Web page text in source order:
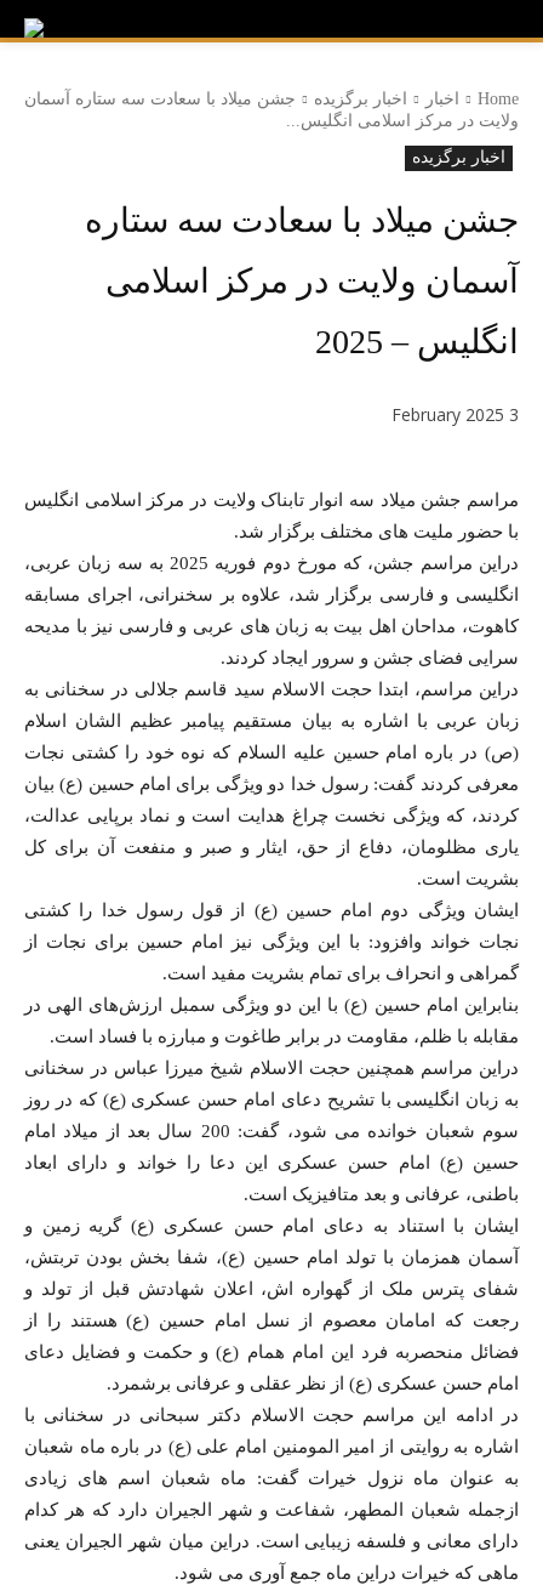
Home اخبار اخبار برگزیده
جشن میلاد با سعادت سه ستاره آسمان
ولایت در مرکز اسلامی انگلیس...
اخبار برگزیده
جشن میلاد با سعادت سه ستاره
آسمان ولایت در مرکز اسلامی
انگلیس – 2025
3 February 2025
مراسم جشن میلاد سه انوار تابناک ولایت در مرکز اسلامی انگلیس
با حضور ملیت های مختلف برگزار شد.
دراین مراسم جشن، که مورخ دوم فوریه 2025 به سه زبان عربی،
انگلیسی و فارسی برگزار شد، علاوه بر سخنرانی، اجرای مسابقه
کاهوت، مداحان اهل بیت به زبان های عربی و فارسی نیز با مدیحه
سرایی فضای جشن و سرور ایجاد کردند.
دراین مراسم، ابتدا حجت الاسلام سید قاسم جلالی در سخنانی به
زبان عربی با اشاره به بیان مستقیم پیامبر عظیم الشان اسلام
(ص) در باره امام حسین علیه السلام که نوه خود را کشتی نجات
معرفی کردند گفت: رسول خدا دو ویژگی برای امام حسین (ع) بیان
کردند، که ویژگی نخست چراغ هدایت است و نماد برپایی عدالت،
یاری مظلومان، دفاع از حق، ایثار و صبر و منفعت آن برای کل
بشریت است.
ایشان ویژگی دوم امام حسین (ع) از قول رسول خدا را کشتی
نجات خواند وافزود: با این ویژگی نیز امام حسین برای نجات از
گمراهی و انحراف برای تمام بشریت مفید است.
بنابراین امام حسین (ع) با این دو ویژگی سمبل ارزش‌های الهی در
مقابله با ظلم، مقاومت در برابر طاغوت و مبارزه با فساد است.
دراین مراسم همچنین حجت الاسلام شیخ میرزا عباس در سخنانی
به زبان انگلیسی با تشریح دعای امام حسن عسکری (ع) که در روز
سوم شعبان خوانده می شود، گفت: 200 سال بعد از میلاد امام
حسین (ع) امام حسن عسکری این دعا را خواند و دارای ابعاد
باطنی، عرفانی و بعد متافیزیک است.
ایشان با استناد به دعای امام حسن عسکری (ع) گریه زمین و
آسمان همزمان با تولد امام حسین (ع)، شفا بخش بودن تربتش،
شفای پترس ملک از گهواره اش، اعلان شهادتش قبل از تولد و
رجعت که امامان معصوم از نسل امام حسین (ع) هستند را از
فضائل منحصربه فرد این امام همام (ع) و حکمت و فضایل دعای
امام حسن عسکری (ع) از نظر عقلی و عرفانی برشمرد.
در ادامه این مراسم حجت الاسلام دکتر سبحانی در سخنانی با
اشاره به روایتی از امیر المومنین امام علی (ع) در باره ماه شعبان
به عنوان ماه نزول خیرات گفت: ماه شعبان اسم های زیادی
ازجمله شعبان المطهر، شفاعت و شهر الجیران دارد که هر کدام
دارای معانی و فلسفه زیبایی است. دراین میان شهر الجیران یعنی
ماهی که خیرات دراین ماه جمع آوری می شود.